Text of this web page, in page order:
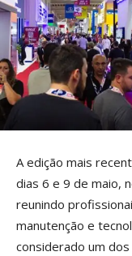
A edição mais
dias 6 e 9 de maio,
reunindo
manutenção e
considerado um